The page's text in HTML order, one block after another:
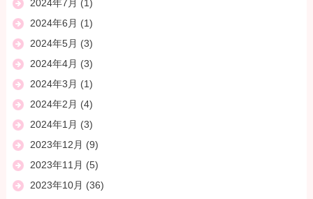
2024年7月 (1)
2024年6月 (1)
2024年5月 (3)
2024年4月 (3)
2024年3月 (1)
2024年2月 (4)
2024年1月 (3)
2023年12月 (9)
2023年11月 (5)
2023年10月 (36)